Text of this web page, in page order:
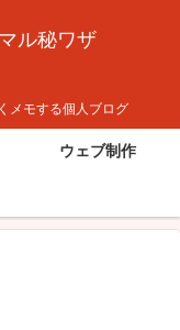
ル秘ワザ
メモする個人ブログ
ウェブ制作